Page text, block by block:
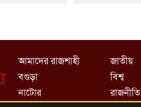
আমাদের রাজশাহী
বগুড়া
নাটোর
জাতীয়
বিশ্ব
রাজনীতি